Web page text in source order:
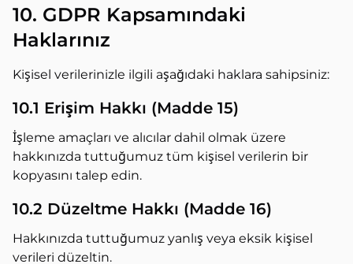
10. GDPR Kapsamındaki
Haklarınız
Kişisel verilerinizle ilgili aşağıdaki haklara sahipsiniz:
10.1 Erişim Hakkı (Madde 15)
İşleme amaçları ve alıcılar dahil olmak üzere
hakkınızda tuttuğumuz tüm kişisel verilerin bir
kopyasını talep edin.
10.2 Düzeltme Hakkı (Madde 16)
Hakkınızda tuttuğumuz yanlış veya eksik kişisel
verileri düzeltin.